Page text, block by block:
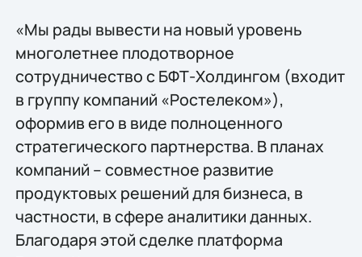
«Мы рады вывести на новый уровень
многолетнее плодотворное
сотрудничество с БФТ-Холдингом (входит
в группу компаний «Ростелеком»),
оформив его в виде полноценного
стратегического партнерства. В планах
компаний – совместное развитие
продуктовых решений для бизнеса, в
частности, в сфере аналитики данных.
Благодаря этой сделке платформа